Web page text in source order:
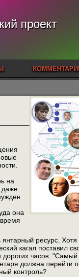
проект
на
даже
она
ресурс.
кагал поставил
часов.
должна перейти
контроль?